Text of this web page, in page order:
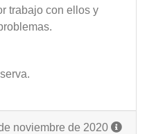
trabajo con ellos y
noviembre de 2020